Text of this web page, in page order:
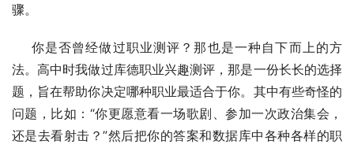
骤。
你是否曾经做过职业测评？那也是一种自下而上的方
法。高中时我做过库德职业兴趣测评，那是一份长长的选择
题，旨在帮助你决定哪种职业最适合于你。其中有些奇怪的
问题，比如：“你更愿意看一场歌剧、参加一次政治集会，
还是去看射击？”然后把你的答案和数据库中各种各样的职